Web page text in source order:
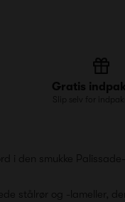
Gratis
Slip selv for
i den smukke
stålrør og -lameller,